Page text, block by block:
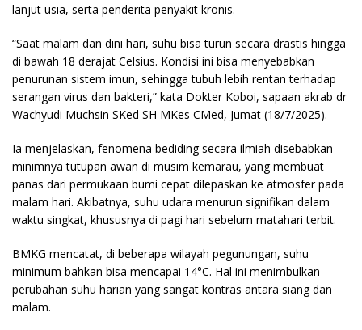
lanjut usia, serta penderita penyakit kronis.
“Saat malam dan dini hari, suhu bisa turun secara drastis hingga
di bawah 18 derajat Celsius. Kondisi ini bisa menyebabkan
penurunan sistem imun, sehingga tubuh lebih rentan terhadap
serangan virus dan bakteri,” kata Dokter Koboi, sapaan akrab dr
Wachyudi Muchsin SKed SH MKes CMed, Jumat (18/7/2025).
Ia menjelaskan, fenomena bediding secara ilmiah disebabkan
minimnya tutupan awan di musim kemarau, yang membuat
panas dari permukaan bumi cepat dilepaskan ke atmosfer pada
malam hari. Akibatnya, suhu udara menurun signifikan dalam
waktu singkat, khususnya di pagi hari sebelum matahari terbit.
BMKG mencatat, di beberapa wilayah pegunungan, suhu
minimum bahkan bisa mencapai 14°C. Hal ini menimbulkan
perubahan suhu harian yang sangat kontras antara siang dan
malam.